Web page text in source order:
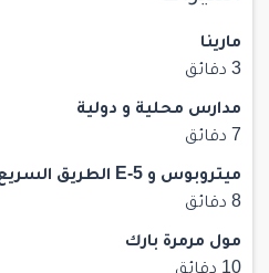
مارينا
3 دقائق
مدارس محلية و دولية
7 دقائق
ميتروبوس و E-5 الطريق السريع
8 دقائق
مول مرمرة بارك